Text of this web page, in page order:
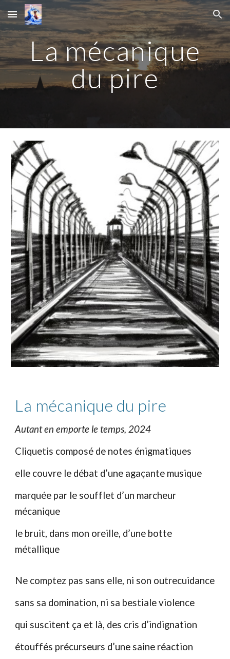
Skip to main content Skip to navigation
La mécanique
du pire
La mécanique du pire
Autant en emporte le temps, 2024
Cliquetis composé de notes énigmatiques
elle couvre le débat d’une agaçante musique
marquée par le soufflet d’un marcheur
mécanique
le bruit, dans mon oreille, d’une botte
métallique
Ne comptez pas sans elle, ni son outrecuidance
sans sa domination, ni sa bestiale violence
qui suscitent ça et là, des cris d’indignation
étouffés précurseurs d’une saine réaction